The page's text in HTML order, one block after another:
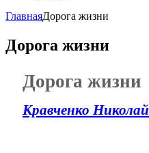
ГлавнаяДорога жизни
Дорога жизни
Дорога жизни
Кравченко Николай